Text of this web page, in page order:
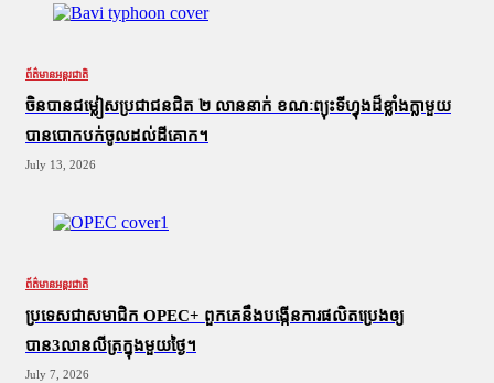
ព័ត៌មានអន្តរជាតិ
ចិនបានជម្លៀសប្រជាជនជិត ២ លាននាក់ ខណៈព្យុះទីហ្វុងដ៏ខ្លាំងក្លាមួយ
បានបោកបក់ចូលដល់ដីគោក។
July 13, 2026
ព័ត៌មានអន្តរជាតិ
ប្រទេសជាសមាជិក OPEC+​ ពួកគេនឹងបង្កើនការផលិតប្រេងឲ្យ
បាន3លានលីត្រក្នុងមួយថ្ងៃ។
July 7, 2026